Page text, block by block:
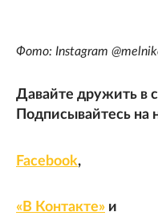
Фото: Instagram
Давайте дружить в
Подписывайтесь на
Facebook,
«В Контакте» и